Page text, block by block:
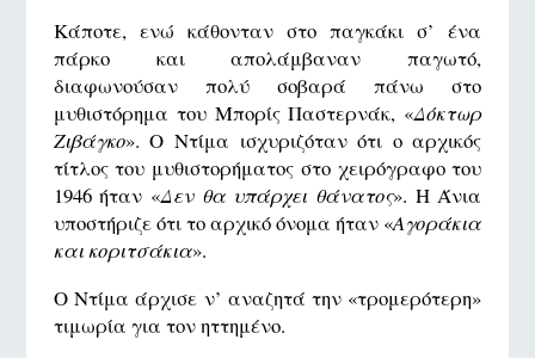
Κάποτε, ενώ κάθονταν στο παγκάκι σ’ ένα
πάρκο και απολάμβαναν παγωτό,
διαφωνούσαν πολύ σοβαρά πάνω στο
μυθιστόρημα του Μπορίς Παστερνάκ, «Δόκτωρ
Ζιβάγκο». Ο Ντίμα ισχυριζόταν ότι ο αρχικός
τίτλος του μυθιστορήματος στο χειρόγραφο του
1946 ήταν «Δεν θα υπάρχει θάνατος». Η Άνια
υποστήριζε ότι το αρχικό όνομα ήταν «Αγοράκια
και κοριτσάκια».
Ο Ντίμα άρχισε ν’ αναζητά την «τρομερότερη»
τιμωρία για τον ηττημένο.